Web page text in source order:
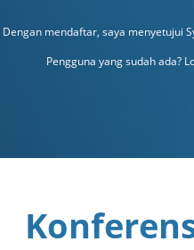
Dengan mendaftar, saya menyetujui
Pengguna yang sudah ada?